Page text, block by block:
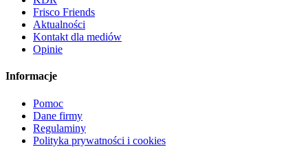
Frisco Friends
Aktualności
Kontakt dla mediów
Opinie
Informacje
Pomoc
Dane firmy
Regulaminy
Polityka prywatności i cookies